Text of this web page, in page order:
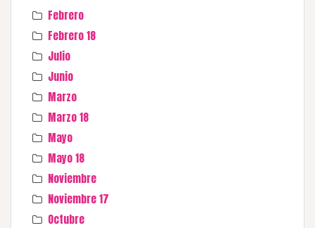
Febrero
Febrero 18
Julio
Junio
Marzo
Marzo 18
Mayo
Mayo 18
Noviembre
Noviembre 17
Octubre